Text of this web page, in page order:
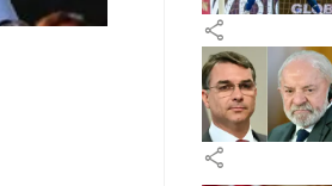
share
share